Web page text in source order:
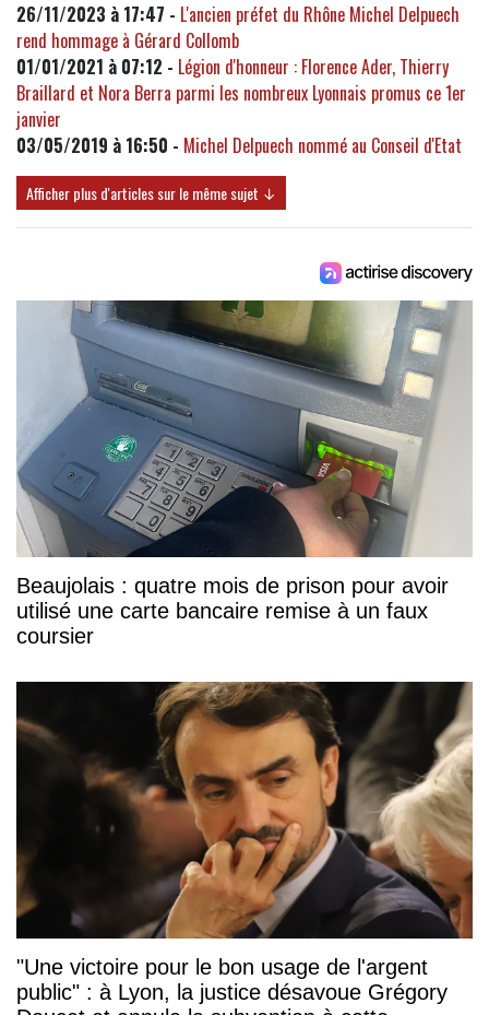
26/11/2023 à 17:47 - L'ancien préfet du Rhône Michel Delpuech
rend hommage à Gérard Collomb
01/01/2021 à 07:12 - Légion d'honneur : Florence Ader, Thierry
Braillard et Nora Berra parmi les nombreux Lyonnais promus ce 1er
janvier
03/05/2019 à 16:50 - Michel Delpuech nommé au Conseil d'Etat
Afficher plus d'articles sur le même sujet ↓
Beaujolais : quatre mois de prison pour avoir
utilisé une carte bancaire remise à un faux
coursier
"Une victoire pour le bon usage de l'argent
public" : à Lyon, la justice désavoue Grégory